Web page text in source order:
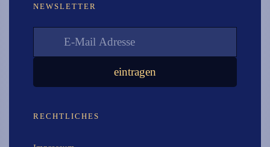
NEWSLETTER
RECHTLICHES